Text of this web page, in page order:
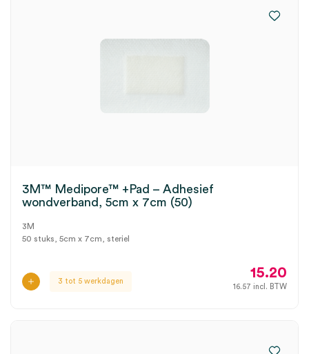
3M™ Medipore™ +Pad – Adhesief
wondverband, 5cm x 7cm (50)
3M
50 stuks, 5cm x 7cm, steriel
3 tot 5 werkdagen
15.20
16.57 incl. BTW